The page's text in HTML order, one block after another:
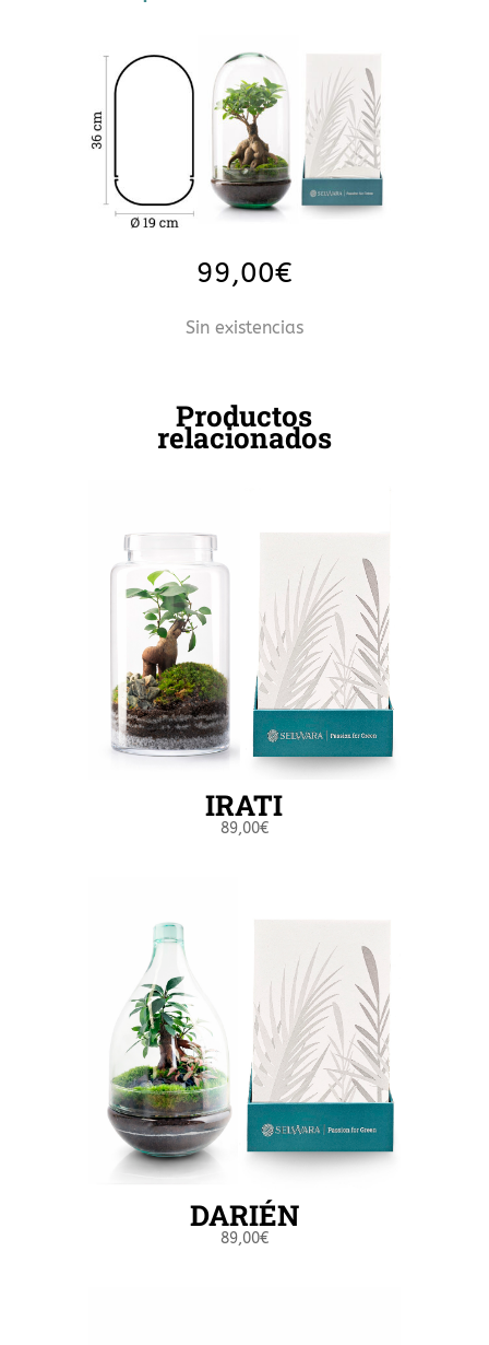
99,00€
Sin existencias
Productos
relacionados
IRATI
89,00€
DARIÉN
89,00€